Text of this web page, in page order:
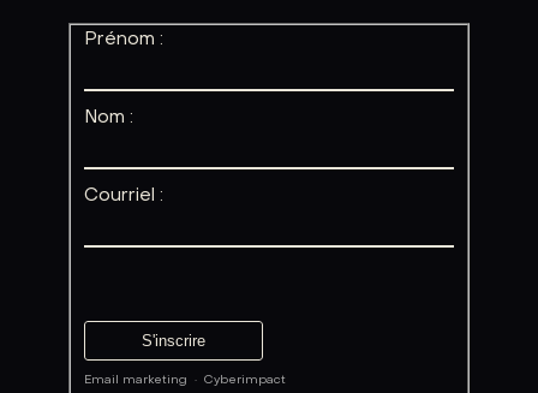
Prénom :
Nom :
Courriel :
Email marketing ·Cyberimpact